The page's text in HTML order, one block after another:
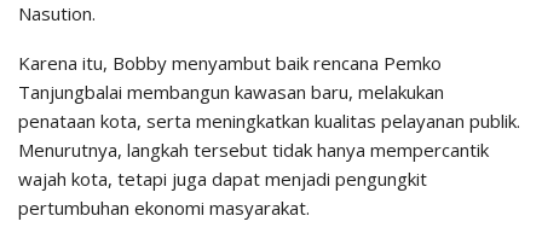
Nasution.
Karena itu, Bobby menyambut baik rencana Pemko
Tanjungbalai membangun kawasan baru, melakukan
penataan kota, serta meningkatkan kualitas pelayanan publik.
Menurutnya, langkah tersebut tidak hanya mempercantik
wajah kota, tetapi juga dapat menjadi pengungkit
pertumbuhan ekonomi masyarakat.